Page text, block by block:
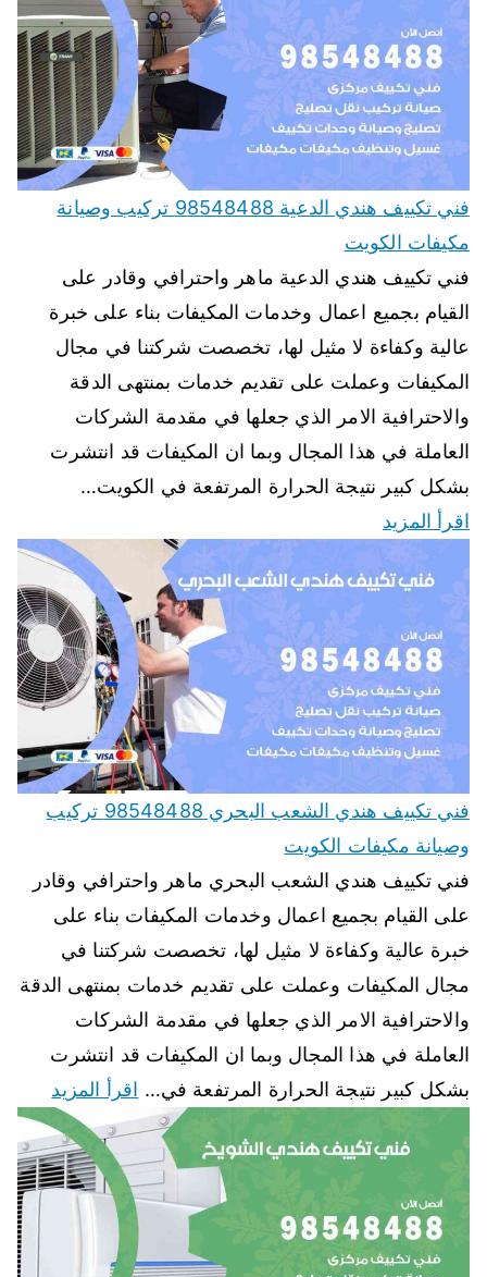
فني تكييف هندي الدعية 98548488 تركيب وصيانة
مكيفات الكويت
فني تكييف هندي الدعية ماهر واحترافي وقادر على
القيام بجميع اعمال وخدمات المكيفات بناء على خبرة
عالية وكفاءة لا مثيل لها، تخصصت شركتنا في مجال
المكيفات وعملت على تقديم خدمات بمنتهى الدقة
والاحترافية الامر الذي جعلها في مقدمة الشركات
العاملة في هذا المجال وبما ان المكيفات قد انتشرت
بشكل كبير نتيجة الحرارة المرتفعة في الكويت…
اقرأ المزيد
فني تكييف هندي الشعب البحري 98548488 تركيب
وصيانة مكيفات الكويت
فني تكييف هندي الشعب البحري ماهر واحترافي وقادر
على القيام بجميع اعمال وخدمات المكيفات بناء على
خبرة عالية وكفاءة لا مثيل لها، تخصصت شركتنا في
مجال المكيفات وعملت على تقديم خدمات بمنتهى الدقة
والاحترافية الامر الذي جعلها في مقدمة الشركات
العاملة في هذا المجال وبما ان المكيفات قد انتشرت
بشكل كبير نتيجة الحرارة المرتفعة في… اقرأ المزيد